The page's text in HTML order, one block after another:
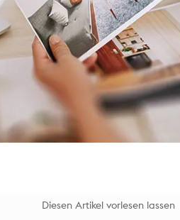
Diesen Artikel vorlesen lassen